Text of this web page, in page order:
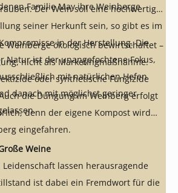
Familie May ihre Weinberge
Der Wein soll eine hochwertige
seiner Herkunft sein, so gibt es im
in der Herstellung. Die
Natur ist der unangefochtene Fokus,
mit natürlichen Hefen
danach mit möglichst geringer
Weinberge ökologisch bewirtschaftet –
nicht als Marketingmaßnahme.
oder synthetische Fungizide
die Düngung im Weinberg erfolgt
denn der eigene Kompost wird
eingefahren.
Weine
lassen herausragende
ist dabei ein Fremdwort für die